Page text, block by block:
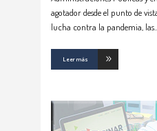
agotador desde el punto de
lucha contra la pandemia, las
Leer más